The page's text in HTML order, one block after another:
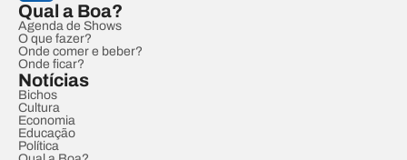
Qual a Boa?
Agenda de Shows
O que fazer?
Onde comer e beber?
Onde ficar?
Notícias
Bichos
Cultura
Economia
Educação
Política